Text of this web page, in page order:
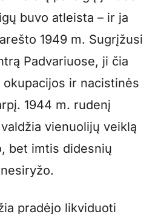
buvo atleista – ir ja
1949 m. Sugrįžusi
Padvariuose, ji čia
ir nacistinės
1944 m. rudenį
vienuolijų veiklą
bet imtis didesnių
pradėjo likviduoti